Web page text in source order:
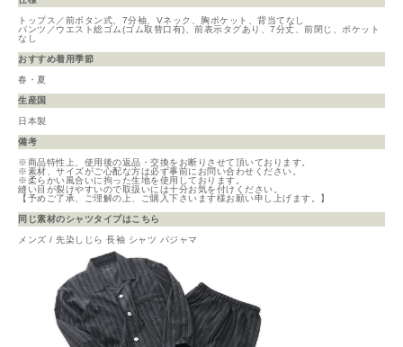
トップス／前ボタン式、7分袖、Vネック、胸ポケット、背当てなし
パンツ／ウエスト総ゴム(ゴム取替口有)、前表示タグあり、7分丈、前閉じ、ポケット
なし
おすすめ着用季節
春・夏
生産国
日本製
備考
※商品特性上、使用後の返品・交換をお断りさせて頂いております。
※素材、サイズがご心配な方は必ず事前にお問い合わせください。
※柔らかい風合いに拘った生地を使用しております。
縫い目が裂けやすいので取扱いには十分お気を付けください。
【予めご了承、ご理解の上、ご購入下さいます様お願い申し上げます。】
同じ素材のシャツタイプはこちら
メンズ / 先染しじら 長袖 シャツ パジャマ